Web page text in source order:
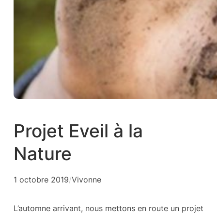
Projet Eveil à la
Nature
1 octobre 2019/Vivonne
L’automne arrivant, nous mettons en route un projet